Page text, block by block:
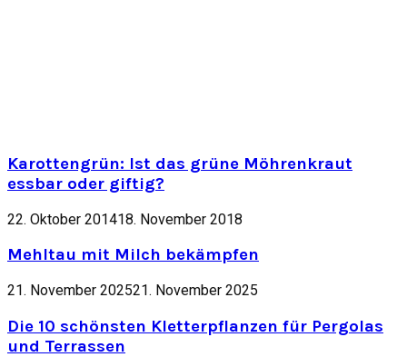
Karottengrün: Ist das grüne Möhrenkraut
essbar oder giftig?
22. Oktober 201418. November 2018
Mehltau mit Milch bekämpfen
21. November 202521. November 2025
Die 10 schönsten Kletterpflanzen für Pergolas
und Terrassen